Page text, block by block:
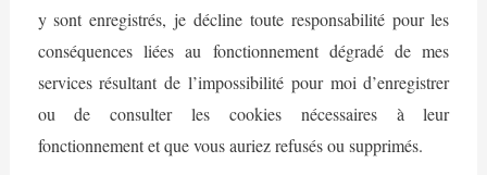
y sont enregistrés, je décline toute responsabilité pour les
conséquences liées au fonctionnement dégradé de mes
services résultant de l’impossibilité pour moi d’enregistrer
ou de consulter les cookies nécessaires à leur
fonctionnement et que vous auriez refusés ou supprimés.